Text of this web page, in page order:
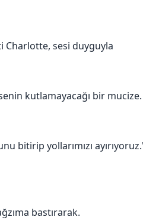
Charlotte, sesi duyguyla
kutlamayacağı bir mucize.
bitirip yollarımızı
bastırarak.